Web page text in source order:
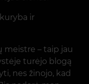
ir
meistre – taip jau
turėjo blogą
nes žinojo, kad